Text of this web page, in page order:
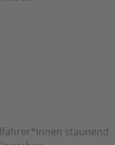
staunend